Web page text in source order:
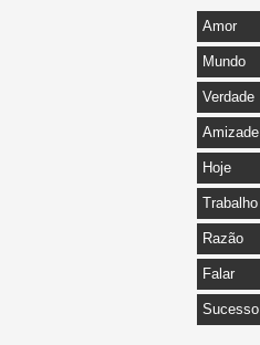
Amor
Mundo
Verdade
Amizade
Hoje
Trabalho
Razão
Falar
Sucesso